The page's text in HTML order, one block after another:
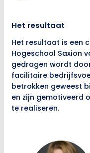
Het resultaat
Het resultaat is een
Hogeschool Saxion
gedragen wordt
facilitaire
betrokken geweest
en zijn gemotiveerd
te realiseren.